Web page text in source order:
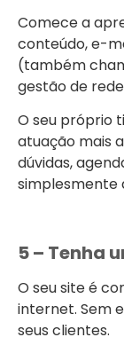
Comece a
conteúdo, e-
(também
gestão de
O seu próprio
atuação mais
dúvidas,
simplesmente
5 – Tenha
O seu site é
internet. Sem
seus clientes.